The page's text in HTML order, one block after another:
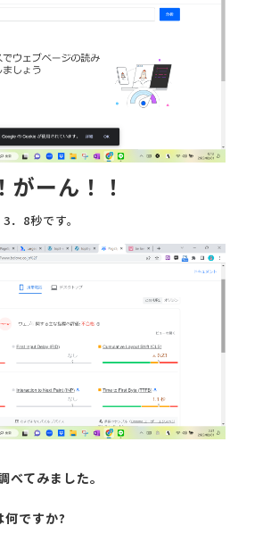
がーん！！
8秒です。
べてみました。
何ですか?